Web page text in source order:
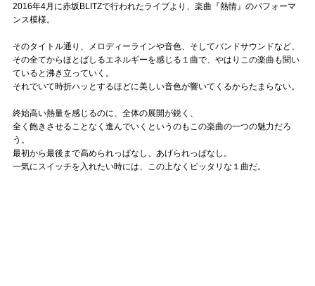
2016年4月に赤坂BLITZで行われたライブより、楽曲『熱情』のパフォーマ
ンス模様。
そのタイトル通り、メロディーラインや音色、そしてバンドサウンドなど、
その全てからほとばしるエネルギーを感じる１曲で、やはりこの楽曲も聞い
ていると沸き立っていく。
それでいて時折ハッとするほどに美しい音色が響いてくるからたまらない。
終始高い熱量を感じるのに、全体の展開が鋭く、
全く飽きさせることなく進んでいくというのもこの楽曲の一つの魅力だろ
う。
最初から最後まで高められっぱなし、あげられっぱなし。
一気にスイッチを入れたい時には、この上なくピッタリな１曲だ。